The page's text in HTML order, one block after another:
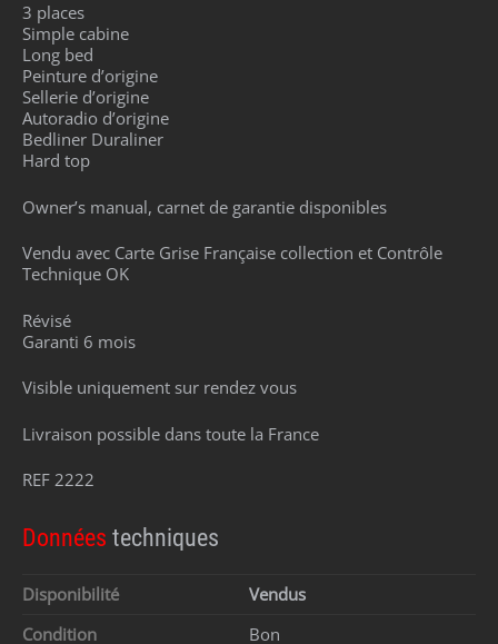
3 places
Simple cabine
Long bed
Peinture d’origine
Sellerie d’origine
Autoradio d’origine
Bedliner Duraliner
Hard top
Owner’s manual, carnet de garantie disponibles
Vendu avec Carte Grise Française collection et Contrôle
Technique OK
Révisé
Garanti 6 mois
Visible uniquement sur rendez vous
Livraison possible dans toute la France
REF 2222
Données techniques
Disponibilité
Vendus
Condition
Bon